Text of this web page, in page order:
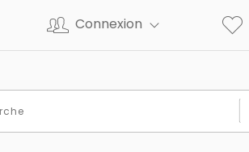
Connexion